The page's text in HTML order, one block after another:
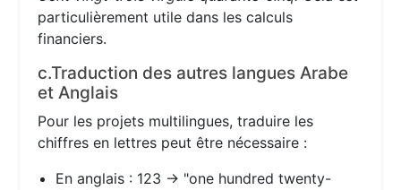
particulièrement utile dans les calculs
financiers.
c.Traduction des autres langues Arabe
et Anglais
Pour les projets multilingues, traduire les
chiffres en lettres peut être nécessaire :
En anglais : 123 → "one hundred twenty-